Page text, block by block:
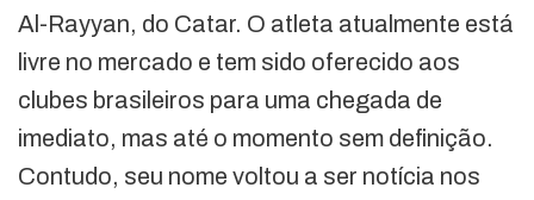
Al-Rayyan, do Catar. O atleta atualmente está
livre no mercado e tem sido oferecido aos
clubes brasileiros para uma chegada de
imediato, mas até o momento sem definição.
Contudo, seu nome voltou a ser notícia nos